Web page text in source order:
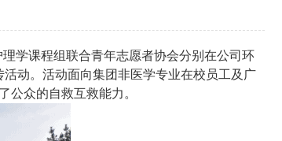
理学课程组联合青年志愿者协会分别在公司环
动。活动面向集团非医学专业在校员工及广
公众的自救互救能力。